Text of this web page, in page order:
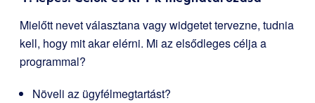
Mielőtt nevet választana vagy widgetet tervezne, tudnia
kell, hogy mit akar elérni. Mi az elsődleges célja a
programmal?
Növeli az ügyfélmegtartást?